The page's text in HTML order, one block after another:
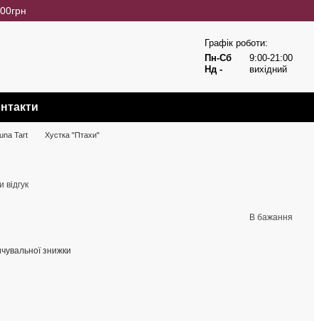
Графік роботи:
Пн-Сб
9:00-21:00
Нд -
вихідний
Tart Хустка "Птахи"
відгук
В бажання
знижки